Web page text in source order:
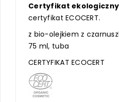
Certyfikat
certyfikat ECOCERT.
z bio-olejkiem z
75 ml, tuba
CERTYFIKAT ECOCERT